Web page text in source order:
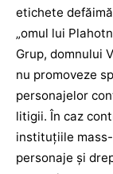
etichete
„omul lui
Grup, domnului
nu promoveze
personajelor
litigii. În caz
instituțiile
personaje și